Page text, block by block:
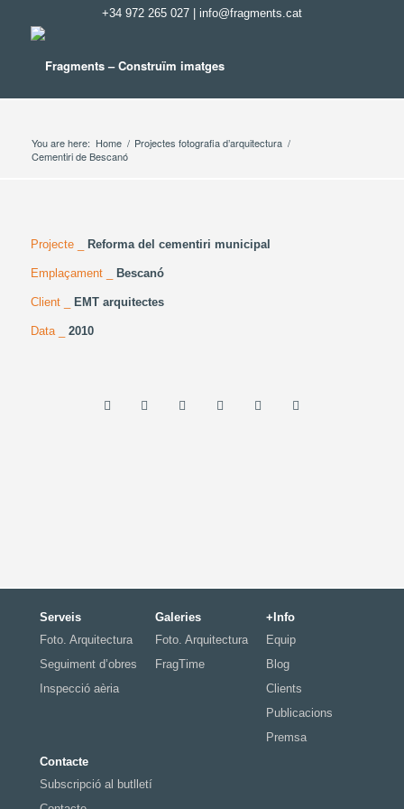
+34 972 265 027| info@fragments.cat
You are here: Home / Projectes fotografia d’arquitectura /
Cementiri de Bescanó
Projecte _ Reforma del cementiri municipal
Emplaçament _ Bescanó
Client _ EMT arquitectes
Data _ 2010
Serveis
Foto. Arquitectura
Seguiment d’obres
Inspecció aèria
Galeries
Foto. Arquitectura
FragTime
+Info
Equip
Blog
Clients
Publicacions
Premsa
Contacte
Subscripció al butlletí